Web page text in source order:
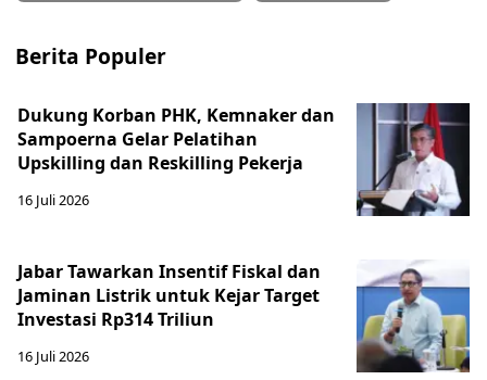
Berita Populer
Dukung Korban PHK, Kemnaker dan
Sampoerna Gelar Pelatihan
Upskilling dan Reskilling Pekerja
16 Juli 2026
Jabar Tawarkan Insentif Fiskal dan
Jaminan Listrik untuk Kejar Target
Investasi Rp314 Triliun
16 Juli 2026